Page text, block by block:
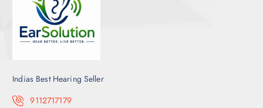
Indias Best Hearing Seller
9112717179